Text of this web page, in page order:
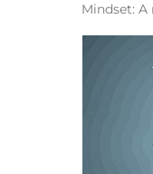
Mindset: A